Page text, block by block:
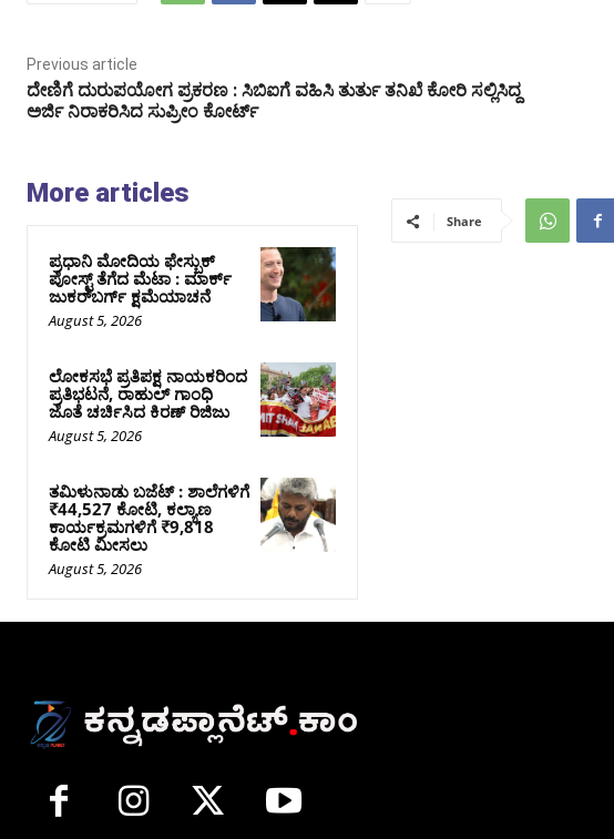
Previous article
ದೇಣಿಗೆ ದುರುಪಯೋಗ ಪ್ರಕರಣ‌ : ಸಿಬಿಐಗೆ ವಹಿಸಿ ತುರ್ತು ತನಿಖೆ ಕೋರಿ ಸಲ್ಲಿಸಿದ್ದ
ಅರ್ಜಿ ನಿರಾಕರಿಸಿದ ಸುಪ್ರೀಂ ಕೋರ್ಟ್
More articles
ಪ್ರಧಾನಿ ಮೋದಿಯ ಫೇಸ್ಬುಕ್‌
ಪೋಸ್ಟ್‌ ತೆಗೆದ ಮೆಟಾ : ಮಾರ್ಕ್
ಜುಕರ್‌ಬರ್ಗ್ ಕ್ಷಮೆಯಾಚನೆ
August 5, 2026
ಲೋಕಸಭೆ ಪ್ರತಿಪಕ್ಷ ನಾಯಕರಿಂದ
ಪ್ರತಿಭಟನೆ, ರಾಹುಲ್‌ ಗಾಂಧಿ
ಜೊತೆ ಚರ್ಚಿಸಿದ ಕಿರಣ್‌ ರಿಜಿಜು
August 5, 2026
ತಮಿಳುನಾಡು ಬಜೆಟ್ : ಶಾಲೆಗಳಿಗೆ
₹44,527 ಕೋಟಿ, ಕಲ್ಯಾಣ
ಕಾರ್ಯಕ್ರಮಗಳಿಗೆ ₹9,818
ಕೋಟಿ ಮೀಸಲು
August 5, 2026
Share